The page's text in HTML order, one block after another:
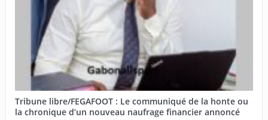
Tribune libre/FEGAFOOT : Le communiqué de la honte ou
la chronique d’un nouveau naufrage financier annoncé